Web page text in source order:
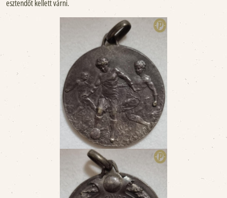
esztendőt kellett várni.